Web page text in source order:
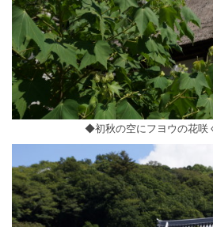
◆初秋の空にフヨウの花咲